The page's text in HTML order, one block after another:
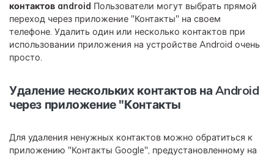
контактов android Пользователи могут выбрать прямой
переход через приложение "Контакты" на своем
телефоне. Удалить один или несколько контактов при
использовании приложения на устройстве Android очень
просто.
Удаление нескольких контактов на Android
через приложение "Контакты
Для удаления ненужных контактов можно обратиться к
приложению "Контакты Google", предустановленному на